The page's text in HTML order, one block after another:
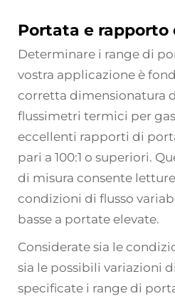
Portata e rapporto
Determinare i range di
vostra applicazione è
corretta dimensionatura
flussimetri termici per
eccellenti rapporti di
pari a 100:1 o superiori.
di misura consente
condizioni di flusso
basse a portate elevate.
Considerate sia le
sia le possibili variazioni
specificate i range di